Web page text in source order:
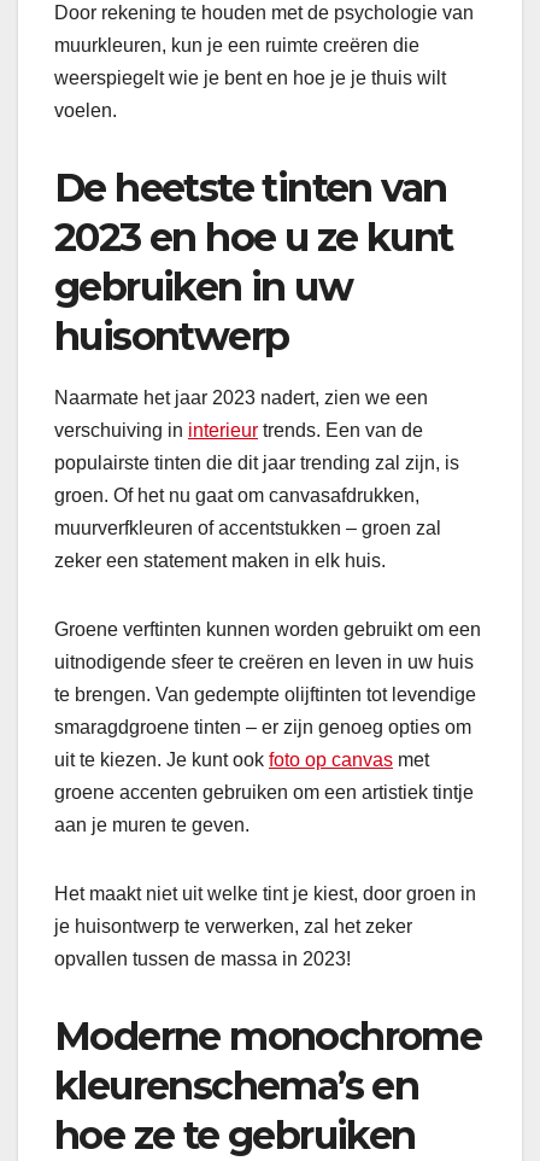
Door rekening te houden met de psychologie van
muurkleuren, kun je een ruimte creëren die
weerspiegelt wie je bent en hoe je je thuis wilt
voelen.
De heetste tinten van
2023 en hoe u ze kunt
gebruiken in uw
huisontwerp
Naarmate het jaar 2023 nadert, zien we een
verschuiving in interieur trends. Een van de
populairste tinten die dit jaar trending zal zijn, is
groen. Of het nu gaat om canvasafdrukken,
muurverfkleuren of accentstukken – groen zal
zeker een statement maken in elk huis.
Groene verftinten kunnen worden gebruikt om een
uitnodigende sfeer te creëren en leven in uw huis
te brengen. Van gedempte olijftinten tot levendige
smaragdgroene tinten – er zijn genoeg opties om
uit te kiezen. Je kunt ook foto op canvas met
groene accenten gebruiken om een artistiek tintje
aan je muren te geven.
Het maakt niet uit welke tint je kiest, door groen in
je huisontwerp te verwerken, zal het zeker
opvallen tussen de massa in 2023!
Moderne monochrome
kleurenschema’s en
hoe ze te gebruiken